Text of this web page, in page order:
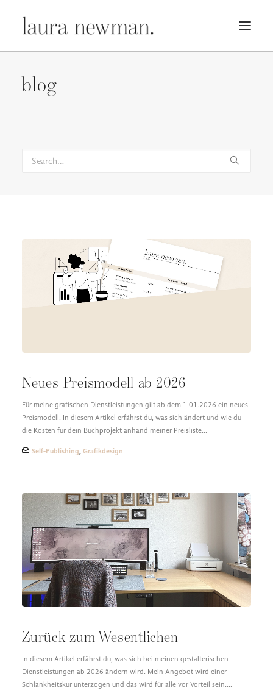
PORTFOLIO
PREMADES
NEWS
MERCH
ÜBER MICH
DESIGN FAQ
PRESSEMATERIAL
KONTAKT
blog
Neues Preismodell ab 2026
Für meine grafischen Dienstleistungen gilt ab dem 1.01.2026 ein neues
Preismodell. In diesem Artikel erfährst du, was sich ändert und wie du
die Kosten für dein Buchprojekt anhand meiner Preisliste…
Self-Publishing, Grafikdesign
Zurück zum Wesentlichen
In diesem Artikel erfährst du, was sich bei meinen gestalterischen
Dienstleistungen ab 2026 ändern wird. Mein Angebot wird einer
Schlankheitskur unterzogen und das wird für alle vor Vorteil sein.…